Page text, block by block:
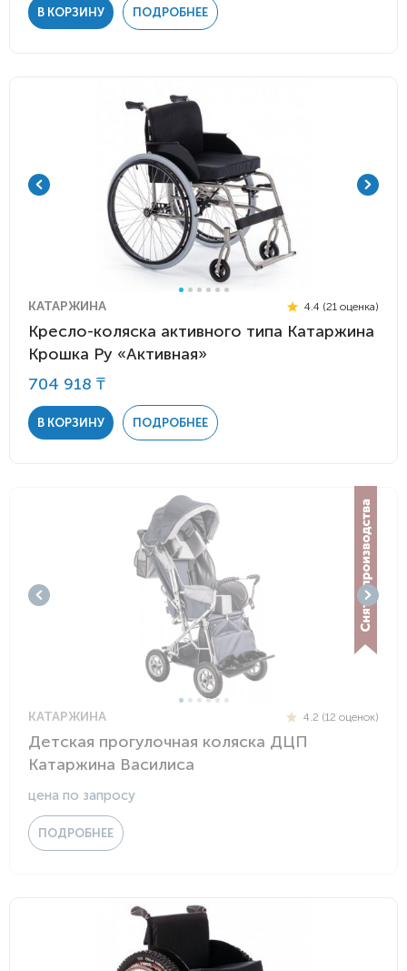
В КОРЗИНУ ПОДРОБНЕЕ
КАТАРЖИНА 4.4 (21 оценка)
Кресло-коляска активного типа Катаржина
Крошка Ру «Активная»
704 918 ₸
В КОРЗИНУ ПОДРОБНЕЕ
КАТАРЖИНА 4.2 (12 оценок)
Детская прогулочная коляска ДЦП
Катаржина Василиса
цена по запросу
ПОДРОБНЕЕ